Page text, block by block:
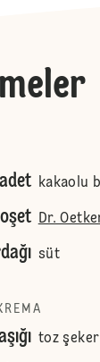
kakaolu
Dr.
süt
toz şeker